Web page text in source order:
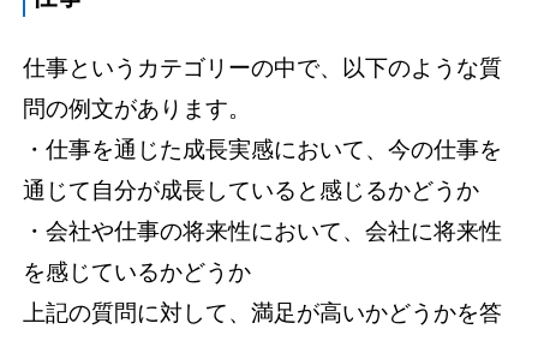
仕事というカテゴリーの中で、以下のような質
問の例文があります。
・仕事を通じた成長実感において、今の仕事を
通じて自分が成長していると感じるかどうか
・会社や仕事の将来性において、会社に将来性
を感じているかどうか
上記の質問に対して、満足が高いかどうかを答